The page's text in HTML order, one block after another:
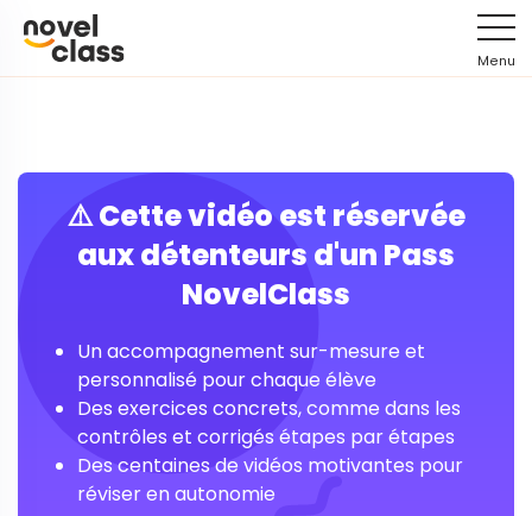
Menu
⚠️ Cette vidéo est réservée
aux détenteurs d'un Pass
NovelClass
Un accompagnement sur-mesure et
personnalisé pour chaque élève
Des exercices concrets, comme dans les
contrôles et corrigés étapes par étapes
Des centaines de vidéos motivantes pour
réviser en autonomie